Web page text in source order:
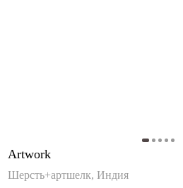
Artwork
Шерсть+артшелк, Индия